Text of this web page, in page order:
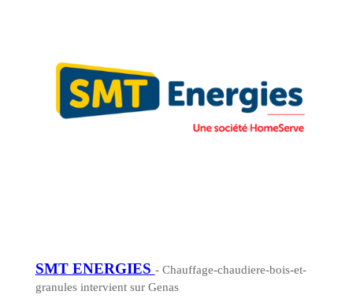
SMT ENERGIES - Chauffage-chaudiere-bois-et-
granules intervient sur Genas